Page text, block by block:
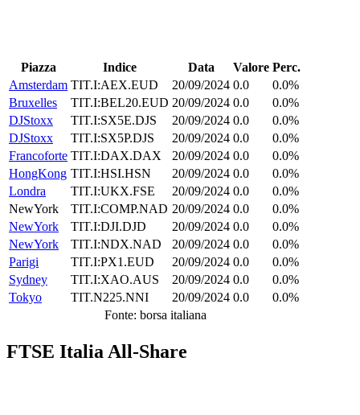
Piazza Indice Data Valore Perc.
Amsterdam TIT.I:AEX.EUD 20/09/2024 0.0
0.0%
Bruxelles
TIT.I:BEL20.EUD 20/09/2024 0.0
0.0%
DJStoxx
TIT.I:SX5E.DJS 20/09/2024 0.0
0.0%
DJStoxx
TIT.I:SX5P.DJS 20/09/2024 0.0
0.0%
Francoforte TIT.I:DAX.DAX 20/09/2024 0.0
0.0%
HongKong TIT.I:HSI.HSN 20/09/2024 0.0
0.0%
Londra
TIT.I:UKX.FSE 20/09/2024 0.0
0.0%
NewYork
TIT.I:COMP.NAD 20/09/2024 0.0
0.0%
NewYork
TIT.I:DJI.DJD 20/09/2024 0.0
0.0%
NewYork
TIT.I:NDX.NAD 20/09/2024 0.0
0.0%
Parigi
TIT.I:PX1.EUD 20/09/2024 0.0
0.0%
Sydney
TIT.I:XAO.AUS 20/09/2024 0.0
0.0%
Tokyo
TIT.N225.NNI 20/09/2024 0.0
0.0%
Fonte: borsa italiana
FTSE Italia All-Share